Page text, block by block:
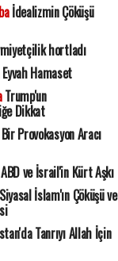
İdealizmin Çöküşü
hortladı
Eyvah Hamaset
Trump'un
Dikkat
Provokasyon Aracı
ve İsrail'in Kürt Aşkı
İslam'ın Çöküşü ve
Tanrıyı Allah İçin